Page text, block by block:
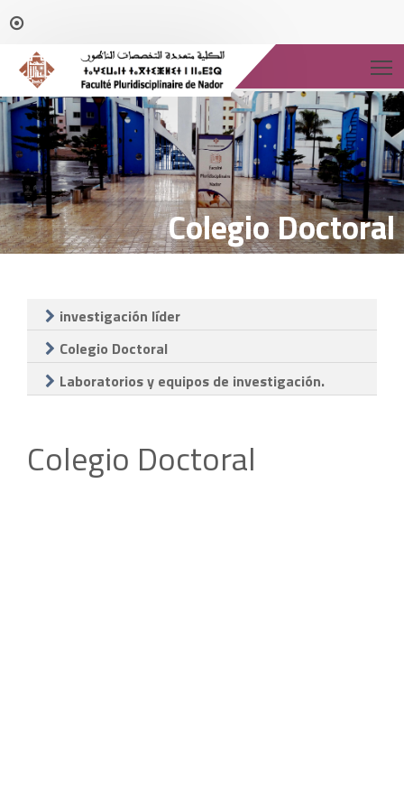
Colegio Doctoral
investigación líder
Colegio Doctoral
Laboratorios y equipos de investigación.
Colegio Doctoral